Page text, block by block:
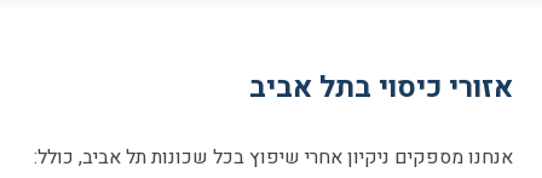
אזורי כיסוי בתל אביב
אנחנו מספקים ניקיון אחרי שיפוץ בכל שכונות תל אביב, כולל: